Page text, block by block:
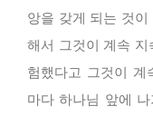
앙을 갖게 되는 것
해서 그것이 계속 지
험했다고 그것이 계
마다 하나님 앞에